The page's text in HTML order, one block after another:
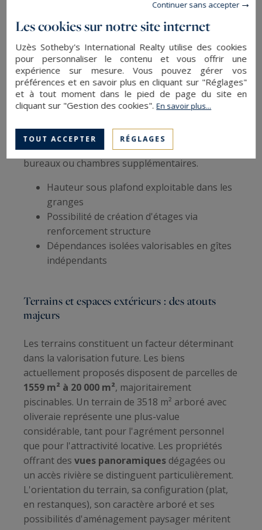
systématiquement les possibilités d'extension.
potentielles et les dépendances transformables
augmentent considérablement la valeur finale.
Sur le marché actuel, les annexes peuvent
atteindre
450 m², permettant la création de
studios indépendants ou d'espaces locatifs.
Certaines configurations offrent deux entrées
l'exploitation mixte (résidence et location). Les
garages de25 m²se transforment aisément en
bureaux ou chambres supplémentaires.
Hauteur sous plafond exploitable dans les
granges
Possibilité de création d'étages via
renforcement structure
Dépendances isolées valorisables en gîtes
indépendants
Terrains et espaces extérieurs : des atouts
majeurs
Les terrains constituent un facteur déterminant
dans la valorisation future. Les biens
actuellement proposés disposent de parcelles de
1559 m² à 20 000 m², majoritairement
piscinables. Un terrain de 3518 m² arboré avec
oliveraie représente une plus-value
considérable, tant pour l'agrément personnel
que pour l'attractivité locative. Les propriétés
offrant des vues panoramiques dégagées ou
un accès rivière se distinguent particulièrement.
L'orientation du terrain, sa configuration (plat,
en restanques), son caractère arboré et ses
possibilités d'aménagement paysager méritent
Les cookies sur notre site internet
Uzès Sotheby's International Realty utilise des cookies
pour personnaliser le contenu et vous offrir une
expérience sur mesure. Vous pouvez gérer vos
préférences et en savoir plus en cliquant sur "Réglages"
et à tout moment dans le pied de page du site en
cliquant sur "Gestion des cookies".En savoir plus...
TOUT ACCEPTER RÉGLAGES
Continuer sans accepter